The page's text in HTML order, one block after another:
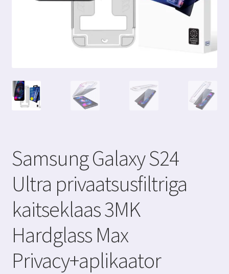
Samsung Galaxy S24
Ultra privaatsusfiltriga
kaitseklaas 3MK
Hardglass Max
Privacy+aplikaator